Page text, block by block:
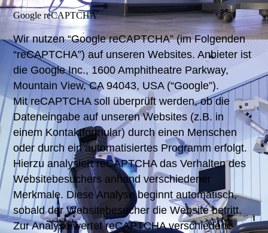
Google reCAPTCHA
Wir nutzen “Google reCAPTCHA” (im Folgenden
“reCAPTCHA”) auf unseren Websites. Anbieter ist
die Google Inc., 1600 Amphitheatre Parkway,
Mountain View, CA 94043, USA (“Google”).
Mit reCAPTCHA soll überprüft werden, ob die
Dateneingabe auf unseren Websites (z.B. in
einem Kontaktformular) durch einen Menschen
oder durch ein automatisiertes Programm erfolgt.
Hierzu analysiert reCAPTCHA das Verhalten des
Websitebesuchers anhand verschiedener
Merkmale. Diese Analyse beginnt automatisch,
sobald der Websitebesucher die Website betritt.
Zur Analyse wertet reCAPTCHA verschiedene